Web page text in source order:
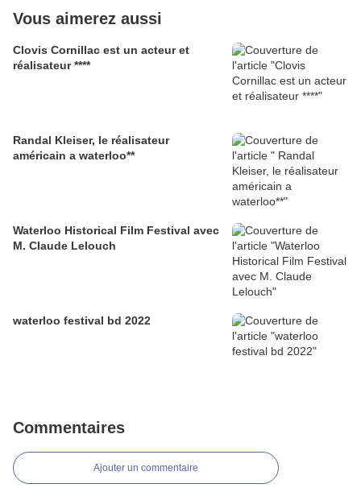
Vous aimerez aussi
Clovis Cornillac est un acteur et
réalisateur ****
Randal Kleiser, le réalisateur
américain a waterloo**
Waterloo Historical Film Festival avec
M. Claude Lelouch
waterloo festival bd 2022
Commentaires
Ajouter un commentaire